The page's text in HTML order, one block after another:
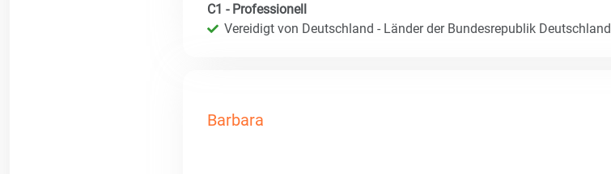
C1 - Professionell
Vereidigt von Deutschland - Länder der Bundesrepublik Deutschland
Barbara